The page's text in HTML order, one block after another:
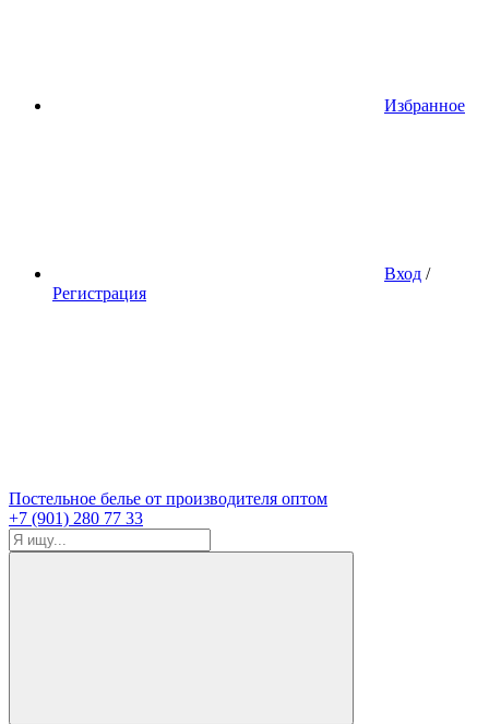
Избранное
Вход /
Регистрация
Постельное белье от производителя оптом
+7 (901) 280 77 33